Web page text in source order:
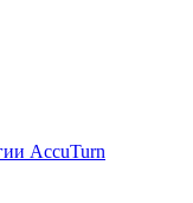
AccuTurn